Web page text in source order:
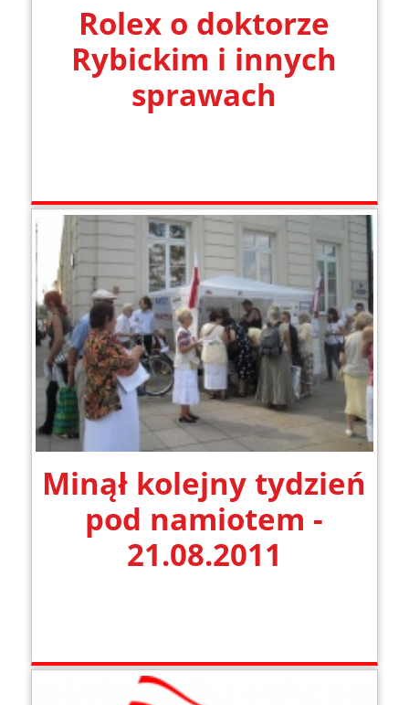
Rolex o doktorze
Rybickim i innych
sprawach
Minął kolejny tydzień
pod namiotem -
21.08.2011